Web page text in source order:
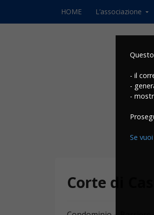
HOME L’associazione
Corte di
- il
-
-
Se